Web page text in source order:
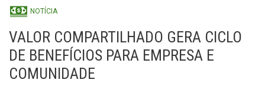
NOTÍCIA
VALOR COMPARTILHADO GERA CICLO
DE BENEFÍCIOS PARA EMPRESA E
COMUNIDADE